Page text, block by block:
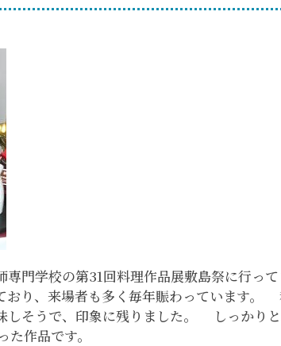
門学校の第31回料理作品展敷島祭に行っ
おり、来場者も多く毎年賑わっています
しそうで、印象に残りました。 しっかり
作品です。